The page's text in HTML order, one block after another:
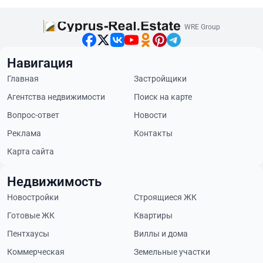
WRE Group
Навигация
Главная
Застройщики
Агентства недвижимости
Поиск на карте
Вопрос-ответ
Новости
Реклама
Контакты
Карта сайта
Недвижимость
Новостройки
Строящиеся ЖК
Готовые ЖК
Квартиры
Пентхаусы
Виллы и дома
Коммерческая
Земельные участки